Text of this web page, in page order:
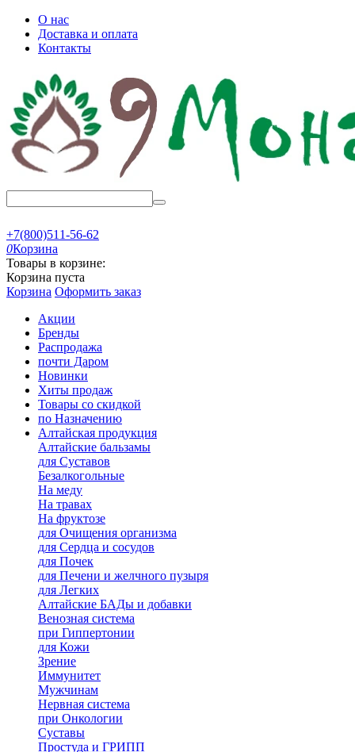
О нас
Доставка и оплата
Контакты
+7(800)511-56-62
0Корзина
Товары в корзине:
Корзина пуста
Корзина Оформить заказ
Акции
Бренды
Распродажа
почти Даром
Новинки
Хиты продаж
Товары со скидкой
по Назначению
Алтайская продукция
Алтайские бальзамы
для Суставов
Безалкогольные
На меду
На травах
На фруктозе
для Очищения организма
для Сердца и сосудов
для Почек
для Печени и желчного пузыря
для Легких
Алтайские БАДы и добавки
Венозная система
при Гиппертонии
для Кожи
Зрение
Иммунитет
Мужчинам
Нервная система
при Онкологии
Суставы
Простуда и ГРИПП